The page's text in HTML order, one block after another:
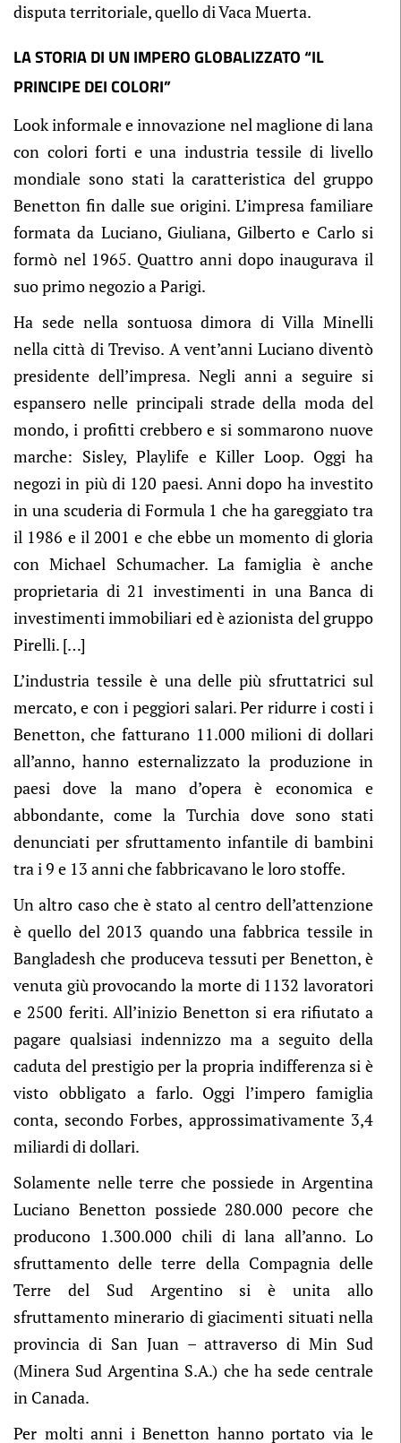
disputa territoriale, quello di Vaca Muerta.
LA STORIA DI UN IMPERO GLOBALIZZATO “IL
PRINCIPE DEI COLORI”
Look informale e innovazione nel maglione di lana
con colori forti e una industria tessile di livello
mondiale sono stati la caratteristica del gruppo
Benetton fin dalle sue origini. L’impresa familiare
formata da Luciano, Giuliana, Gilberto e Carlo si
formò nel 1965. Quattro anni dopo inaugurava il
suo primo negozio a Parigi.
Ha sede nella sontuosa dimora di Villa Minelli
nella città di Treviso. A vent’anni Luciano diventò
presidente dell’impresa. Negli anni a seguire si
espansero nelle principali strade della moda del
mondo, i profitti crebbero e si sommarono nuove
marche: Sisley, Playlife e Killer Loop. Oggi ha
negozi in più di 120 paesi. Anni dopo ha investito
in una scuderia di Formula 1 che ha gareggiato tra
il 1986 e il 2001 e che ebbe un momento di gloria
con Michael Schumacher. La famiglia è anche
proprietaria di 21 investimenti in una Banca di
investimenti immobiliari ed è azionista del gruppo
Pirelli. […]
L’industria tessile è una delle più sfruttatrici sul
mercato, e con i peggiori salari. Per ridurre i costi i
Benetton, che fatturano 11.000 milioni di dollari
all’anno, hanno esternalizzato la produzione in
paesi dove la mano d’opera è economica e
abbondante, come la Turchia dove sono stati
denunciati per sfruttamento infantile di bambini
tra i 9 e 13 anni che fabbricavano le loro stoffe.
Un altro caso che è stato al centro dell’attenzione
è quello del 2013 quando una fabbrica tessile in
Bangladesh che produceva tessuti per Benetton, è
venuta giù provocando la morte di 1132 lavoratori
e 2500 feriti. All’inizio Benetton si era rifiutato a
pagare qualsiasi indennizzo ma a seguito della
caduta del prestigio per la propria indifferenza si è
visto obbligato a farlo. Oggi l’impero famiglia
conta, secondo Forbes, approssimativamente 3,4
miliardi di dollari.
Solamente nelle terre che possiede in Argentina
Luciano Benetton possiede 280.000 pecore che
producono 1.300.000 chili di lana all’anno. Lo
sfruttamento delle terre della Compagnia delle
Terre del Sud Argentino si è unita allo
sfruttamento minerario di giacimenti situati nella
provincia di San Juan – attraverso di Min Sud
(Minera Sud Argentina S.A.) che ha sede centrale
in Canada.
Per molti anni i Benetton hanno portato via le